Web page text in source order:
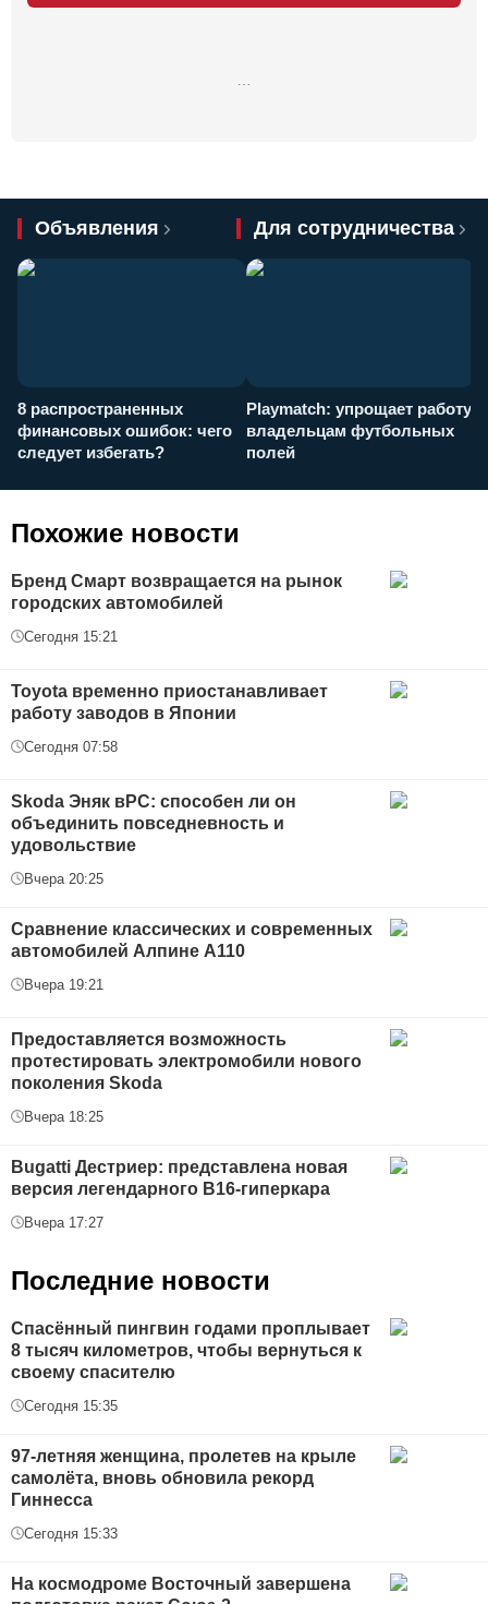
Объявления Для сотрудничества
8 распространенных
финансовых ошибок: чего
следует избегать?
Playmatch: упрощает работу
владельцам футбольных
полей
Похожие новости
Бренд Смарт возвращается на рынок
городских автомобилей
Сегодня 15:21
Toyota временно приостанавливает
работу заводов в Японии
Сегодня 07:58
Skoda Эняк вРС: способен ли он
объединить повседневность и
удовольствие
Вчера 20:25
Сравнение классических и современных
автомобилей Алпине А110
Вчера 19:21
Предоставляется возможность
протестировать электромобили нового
поколения Skoda
Вчера 18:25
Bugatti Дестриер: представлена новая
версия легендарного В16-гиперкара
Вчера 17:27
Последние новости
Спасённый пингвин годами проплывает
8 тысяч километров, чтобы вернуться к
своему спасителю
Сегодня 15:35
97-летняя женщина, пролетев на крыле
самолёта, вновь обновила рекорд
Гиннесса
Сегодня 15:33
На космодроме Восточный завершена